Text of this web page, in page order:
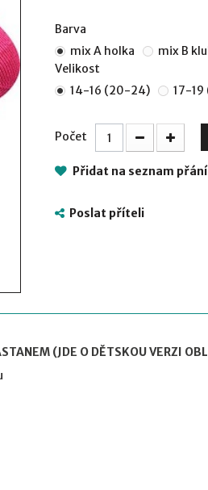
Barva
mix A holka
mix B
Velikost
14-16 (20-24)
17-
Počet
Přidat na seznam přání
Poslat příteli
(JDE O DĚTSKOU VERZI